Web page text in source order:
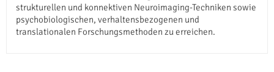
strukturellen und konnektiven Neuroimaging-Techniken sowie
psychobiologischen, verhaltensbezogenen und
translationalen Forschungsmethoden zu erreichen.